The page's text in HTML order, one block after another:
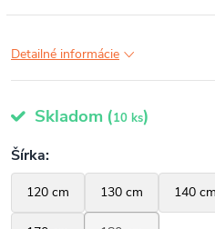
Detailné informácie
Skladom (10 ks)